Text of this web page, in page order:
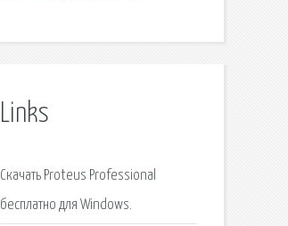
Links
Скачать Proteus Professional
бесплатно для Windows.